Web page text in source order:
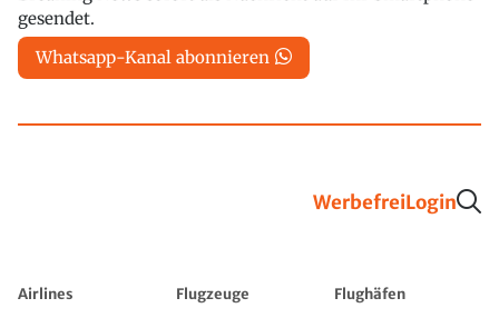
gesendet.
Whatsapp-Kanal abonnieren
WerbefreiLogin
Airlines Flugzeuge
Flughäfen